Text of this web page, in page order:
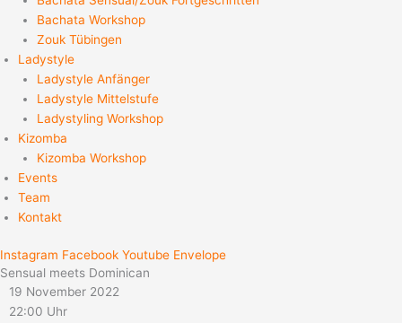
Bachata Workshop
Zouk Tübingen
Ladystyle
Ladystyle Anfänger
Ladystyle Mittelstufe
Ladystyling Workshop
Kizomba
Kizomba Workshop
Events
Team
Kontakt
Instagram Facebook Youtube Envelope
Sensual meets Dominican
19 November 2022
22:00 Uhr